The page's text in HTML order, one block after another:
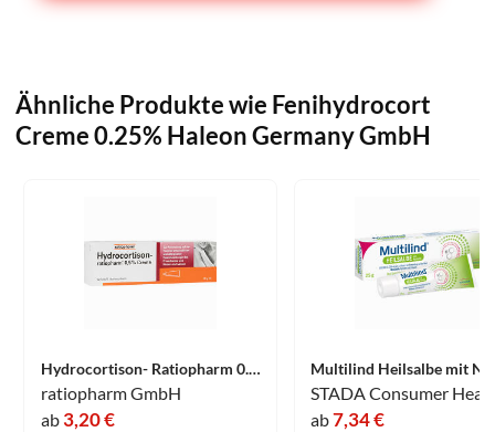
Ähnliche Produkte wie Fenihydrocort
Creme 0.25% Haleon Germany GmbH
Hydrocortison- Ratiopharm 0.5% Creme 30 g
ratiopharm GmbH
ab 3,20 € ab7,34 €